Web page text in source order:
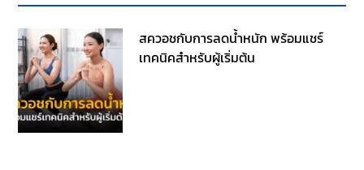
สควอชกับการลดน้ำหนัก พร้อมแชร์
เทคนิคสำหรับผู้เริ่มต้น